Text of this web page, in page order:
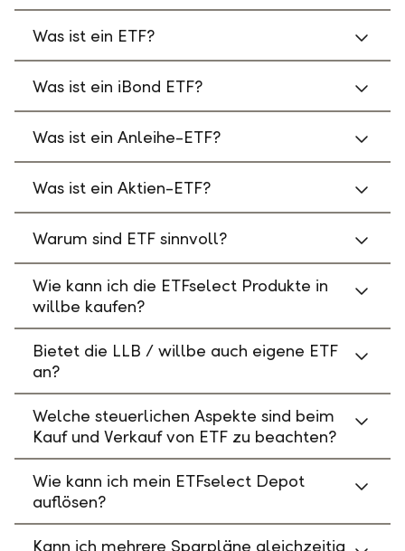
Was ist ein ETF?
Was ist ein iBond ETF?
Was ist ein Anleihe-ETF?
Was ist ein Aktien-ETF?
Warum sind ETF sinnvoll?
Wie kann ich die ETFselect Produkte in
willbe kaufen?
Bietet die LLB / willbe auch eigene ETF
an?
Welche steuerlichen Aspekte sind beim
Kauf und Verkauf von ETF zu beachten?
Wie kann ich mein ETFselect Depot
auflösen?
Kann ich mehrere Sparpläne gleichzeitig